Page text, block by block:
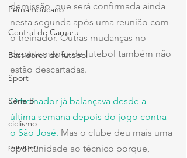
Pernambucano
Central de Caruaru
Bastidores do futebol
Sport
Série B
ciclismo
parapan
demissão, que será confirmada ainda
nesta segunda após uma reunião com
o treinador. Outras mudanças no
departamento de futebol também não
estão descartadas.
O treinador já balançava desde a
última semana depois do jogo contra
o São José. Mas o clube deu mais uma
oportunidade ao técnico porque,